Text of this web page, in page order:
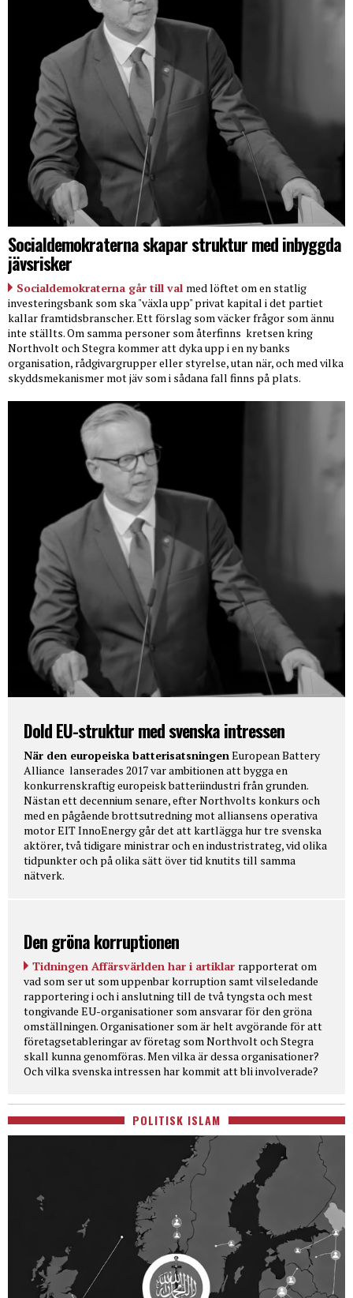
Socialdemokraterna skapar struktur med inbyggda
jävsrisker
Socialdemokraterna går till val med löftet om en statlig
investeringsbank som ska "växla upp" privat kapital i det partiet
kallar framtidsbranscher. Ett förslag som väcker frågor som ännu
inte ställts. Om samma personer som återfinns kretsen kring
Northvolt och Stegra kommer att dyka upp i en ny banks
organisation, rådgivargrupper eller styrelse, utan när, och med vilka
skyddsmekanismer mot jäv som i sådana fall finns på plats.
Dold EU-struktur med svenska intressen
När den europeiska batterisatsningenEuropean Battery
Alliance lanserades 2017 var ambitionen att bygga en
konkurrenskraftig europeisk batteriindustri från grunden.
Nästan ett decennium senare, efter Northvolts konkurs och
med en pågående brottsutredning mot alliansens operativa
motor EIT InnoEnergy går det att kartlägga hur tre svenska
aktörer, två tidigare ministrar och en industristrateg, vid olika
tidpunkter och på olika sätt över tid knutits till samma
nätverk.
Den gröna korruptionen
Tidningen Affärsvärlden har i artiklar rapporterat om
vad som ser ut som uppenbar korruption samt vilseledande
rapportering i och i anslutning till de två tyngsta och mest
tongivande EU-organisationer som ansvarar för den gröna
omställningen. Organisationer som är helt avgörande för att
företagsetableringar av företag som Northvolt och Stegra
skall kunna genomföras. Men vilka är dessa organisationer?
Och vilka svenska intressen har kommit att bli involverade?
POLITISK ISLAM